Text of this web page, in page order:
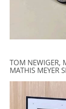
TOM NEWIGER,
MATHIS MEYER